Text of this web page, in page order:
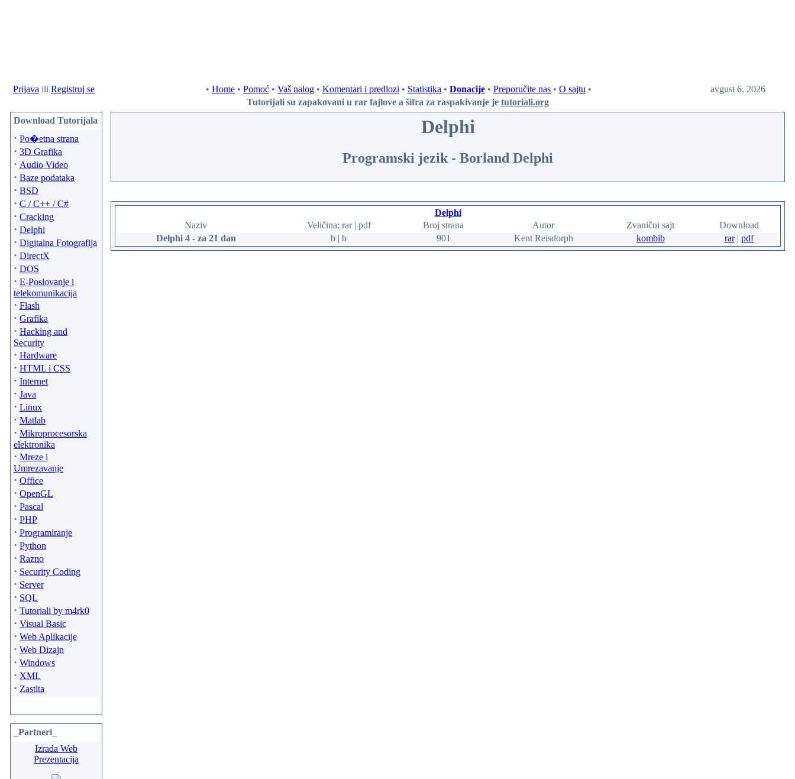
Prijava ili Registruj se • Home • Pomoć • Vaš nalog • Komentari i predlozi • Statistika • Donacije • Preporučite nas • O sajtu •
avgust 6, 2026
Tutorijali su zapakovani u rar fajlove a šifra za raspakivanje je tutoriali.org
Download Tutorijala
· Po�etna strana
· 3D Grafika
· Audio Video
· Baze podataka
· BSD
· C / C++ / C#
· Cracking
· Delphi
· Digitalna Fotografija
· DirectX
· DOS
· E-Poslovanje i
telekomunikacija
· Flash
· Grafika
· Hacking and
Security
· Hardware
· HTML i CSS
· Internet
· Java
· Linux
· Matlab
· Mikroprocesorska
elektronika
· Mreze i
Umrezavanje
· Office
· OpenGL
· Pascal
· PHP
· Programiranje
· Python
· Razno
· Security Coding
· Server
· SQL
· Tutoriali by m4rk0
· Visual Basic
· Web Aplikacije
· Web Dizajn
· Windows
· XML
· Zastita
_Partneri_
Izrada Web
Prezentacija
Delphi
Programski jezik - Borland Delphi
Delphi
Naziv
Veličina: rar | pdf Broj strana Autor Zvanični sajt
Download
Delphi 4 - za 21 dan
b | b 901 Kent Reisdorph kombib rar| pdf